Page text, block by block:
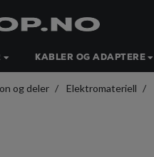
KABLER OG ADAPTERE
og deler Elektromateriell